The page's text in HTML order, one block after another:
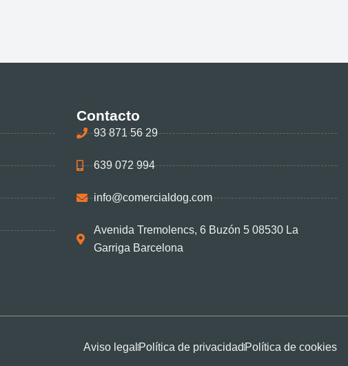
Contacto
93 871 56 29
639 072 994
info@comercialdog.com
Avenida Tremolencs, 6 Buzón 5 08530 La
Garriga Barcelona
Aviso legal Política de privacidad Política de cookies